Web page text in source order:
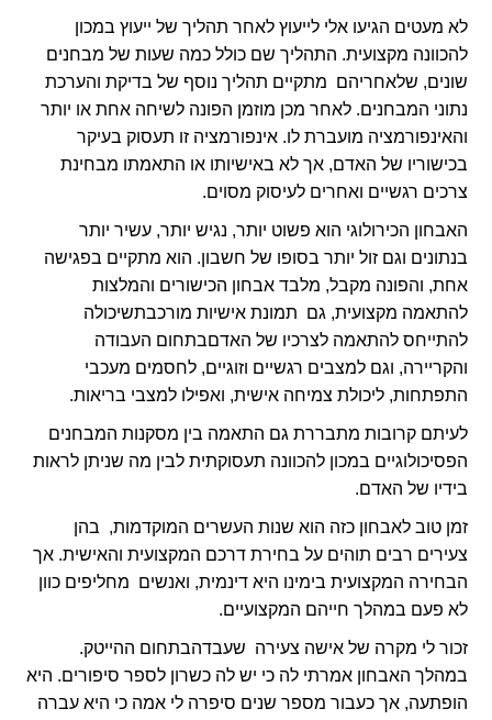
לא מעטים הגיעו אלי לייעוץ לאחר תהליך של ייעוץ במכון
להכוונה מקצועית. התהליך שם כולל כמה שעות של מבחנים
שונים, שלאחריהם מתקיים תהליך נוסף של בדיקת והערכת
נתוני המבחנים. לאחר מכן מוזמן הפונה לשיחה אחת או יותר
והאינפורמציה מועברת לו. אינפורמציה זו תעסוק בעיקר
בכישוריו של האדם, אך לא באישיותו או התאמתו מבחינת
צרכים רגשיים ואחרים לעיסוק מסוים.
האבחון הכירולוגי הוא פשוט יותר, נגיש יותר, עשיר יותר
בנתונים וגם זול יותר בסופו של חשבון. הוא מתקיים בפגישה
אחת, והפונה מקבל, מלבד אבחון הכישורים והמלצות
להתאמה מקצועית, גם תמונת אישיות מורכבתשיכולה
להתייחס להתאמה לצרכיו של האדםבתחום העבודה
והקריירה, וגם למצבים רגשיים וזוגיים, לחסמים מעכבי
התפתחות, ליכולת צמיחה אישית, ואפילו למצבי בריאות.
לעיתם קרובות מתבררת גם התאמה בין מסקנות המבחנים
הפסיכולוגיים במכון להכוונה תעסוקתית לבין מה שניתן לראות
בידיו של האדם.
זמן טוב לאבחון כזה הוא שנות העשרים המוקדמות, בהן
צעירים רבים תוהים על בחירת דרכם המקצועית והאישית. אך
הבחירה המקצועית בימינו היא דינמית, ואנשים מחליפים כוון
לא פעם במהלך חייהם המקצועיים.
זכור לי מקרה של אישה צעירה שעבדהבתחום ההייטק.
במהלך האבחון אמרתי לה כי יש לה כשרון לספר סיפורים. היא
הופתעה, אך כעבור מספר שנים סיפרה לי אמה כי היא עברה